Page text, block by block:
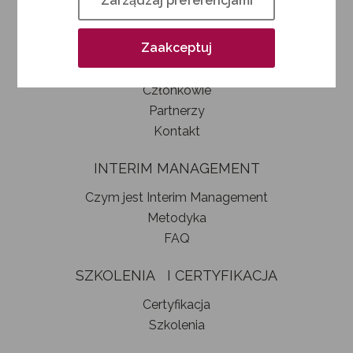
Kim jesteśmy
Jak zostać członkiem SIM
Statut stowarzyszenia
Władze
Członkowie
Partnerzy
Kontakt
INTERIM MANAGEMENT
Czym jest Interim Management
Metodyka
FAQ
SZKOLENIA I CERTYFIKACJA
Certyfikacja
Szkolenia
Zaakceptuj